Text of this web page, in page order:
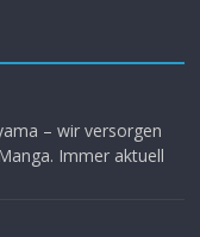
– wir versorgen
Immer aktuell